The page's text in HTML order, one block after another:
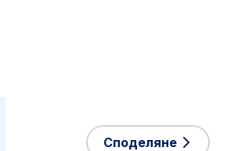
Споделяне